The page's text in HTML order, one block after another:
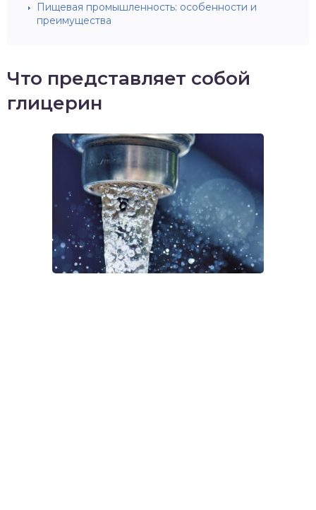
Пищевая промышленность: особенности и
преимущества
Что представляет собой
глицерин